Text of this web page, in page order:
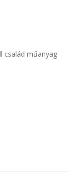
család műanyag